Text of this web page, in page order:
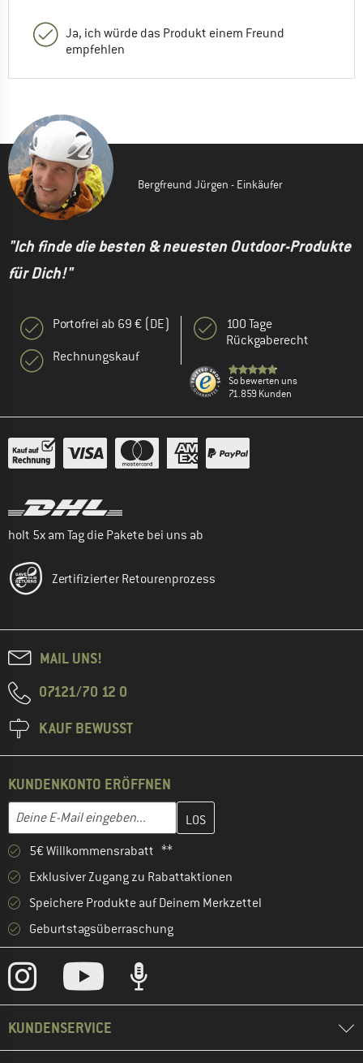
Ja, ich würde das Produkt einem Freund
empfehlen
Bergfreund Jürgen - Einkäufer
"Ich finde die besten & neuesten Outdoor-Produkte
für Dich!"
Portofrei ab 69 € (DE)
Rechnungskauf
100 Tage
Rückgaberecht
So bewerten uns
71.859 Kunden
holt 5x am Tag die Pakete bei uns ab
Zertifizierter Retourenprozess
MAIL UNS!
07121/70 12 0
KAUF BEWUSST
KUNDENKONTO ERÖFFNEN
E-Mail-Adresse
Gib hier deine E-Mail-Adresse ein und erstelle im nächsten
5€ Willkommensrabatt **
Exklusiver Zugang zu Rabattaktionen
Speichere Produkte auf Deinem Merkzettel
Geburtstagsüberraschung
KUNDENSERVICE